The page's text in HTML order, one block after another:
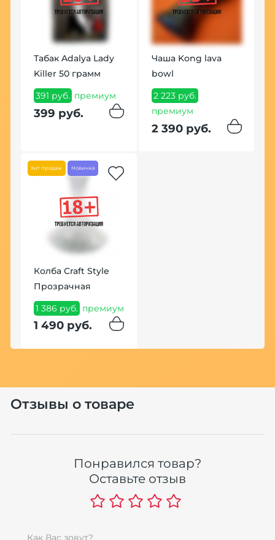
Табак Adalya Lady
Killer 50 грамм
391 руб. премиум
399 руб.
Чаша Kong lava
bowl
2 223 руб.
премиум
2 390 руб.
Хит продаж Новинка
Колба Craft Style
Прозрачная
1 386 руб. премиум
1 490 руб.
Отзывы о товаре
Понравился товар?
Оставьте отзыв
Как Вас зовут?